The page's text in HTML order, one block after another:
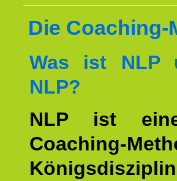
Die Coaching-
Was ist NLP
NLP?
NLP ist
Coaching-